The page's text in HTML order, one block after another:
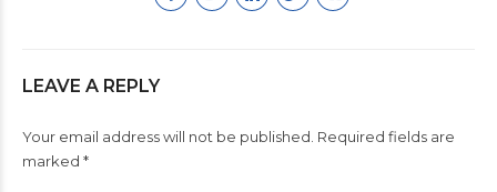
LEAVE A REPLY
Your email address will not be published. Required fields are
marked *